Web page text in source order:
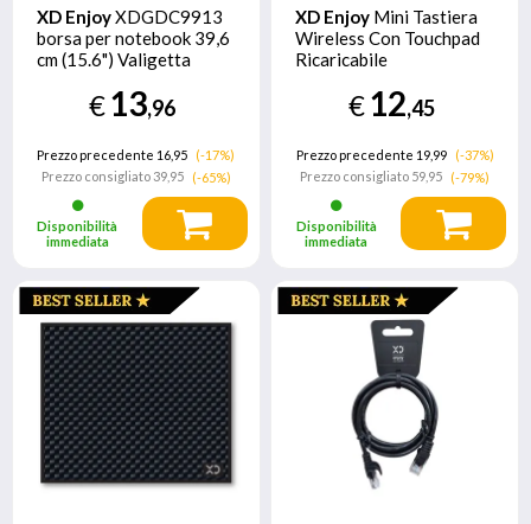
XD EnjoyXDGDC9913
borsa per notebook 39,6
cm (15.6") Valigetta
€13,96
Prezzo precedente 16,95
(-17%)
Prezzo consigliato39,95 (-65%)
Disponibilità
immediata
XD Enjoy Mini Tastiera
Wireless Con Touchpad
Ricaricabile
€12,45
Prezzo precedente 19,99
(-37%)
Prezzo consigliato 59,95 (-79%)
Disponibilità
immediata